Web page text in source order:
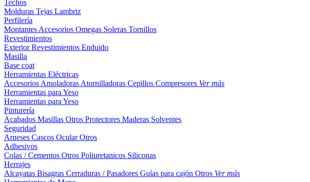
Techos
Molduras Tejas Lambriz
Perfilería
Montantes Accesorios Omegas Soleras Tornillos
Revestimientos
ExteriorRevestimientos Enduido
Masilla
Base coat
Herramientas Eléctricas
Accesorios Amoladoras Atornilladoras Cepillos Compresores Ver más
Herramientas para Yeso
Herramientas para Yeso
Pinturería
Acabados Masillas Otros Protectores Maderas Solventes
Seguridad
Arneses Cascos OcularOtros
Adhesivos
Colas / Cementos Otros Poliuretanicos Siliconas
Herrajes
Alcayatas Bisagras Cerraduras / Pasadores Guías para cajón Otros Ver más